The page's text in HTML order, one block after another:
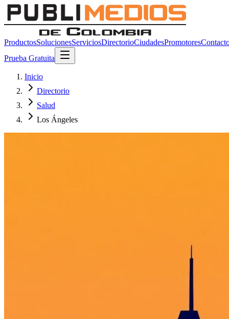
ProductosSolucionesServiciosDirectorioCiudadesPromotores
Prueba Gratuita
Inicio
Directorio
Salud
Los Ángeles